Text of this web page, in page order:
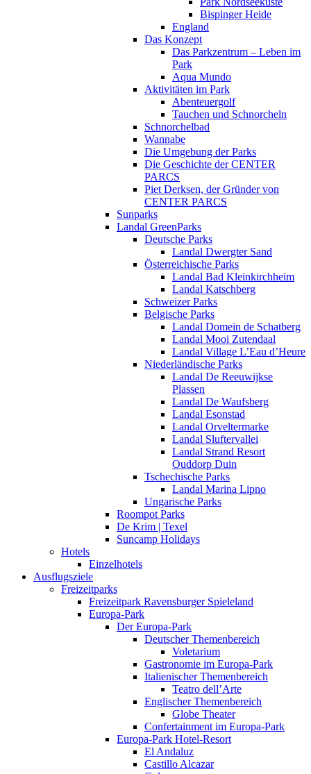
Bispinger Heide
England
Das Konzept
Das Parkzentrum – Leben im
Park
Aqua Mundo
Aktivitäten im Park
Abenteuergolf
Tauchen und Schnorcheln
Schnorchelbad
Wannabe
Die Umgebung der Parks
Die Geschichte der CENTER
PARCS
Piet Derksen, der Gründer von
CENTER PARCS
Sunparks
Landal GreenParks
Deutsche Parks
Landal Dwergter Sand
Österreichische Parks
Landal Bad Kleinkirchheim
Landal Katschberg
Schweizer Parks
Belgische Parks
Landal Domein de Schatberg
Landal Mooi Zutendaal
Landal Village L’Eau d’Heure
Niederländische Parks
Landal De Reeuwijkse
Plassen
Landal De Waufsberg
Landal Esonstad
Landal Orveltermarke
Landal Sluftervallei
Landal Strand Resort
Ouddorp Duin
Tschechische Parks
Landal Marina Lipno
Ungarische Parks
Roompot Parks
De Krim | Texel
Suncamp Holidays
Hotels
Einzelhotels
Ausflugsziele
Freizeitparks
Freizeitpark Ravensburger Spieleland
Europa-Park
Der Europa-Park
Deutscher Themenbereich
Voletarium
Gastronomie im Europa-Park
Italienischer Themenbereich
Teatro dell’Arte
Englischer Themenbereich
Globe Theater
Confertainment im Europa-Park
Europa-Park Hotel-Resort
El Andaluz
Castillo Alcazar